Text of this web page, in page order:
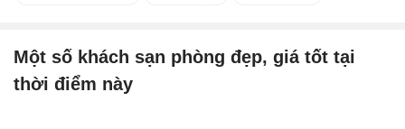
Một số khách sạn phòng đẹp, giá tốt tại
thời điểm này